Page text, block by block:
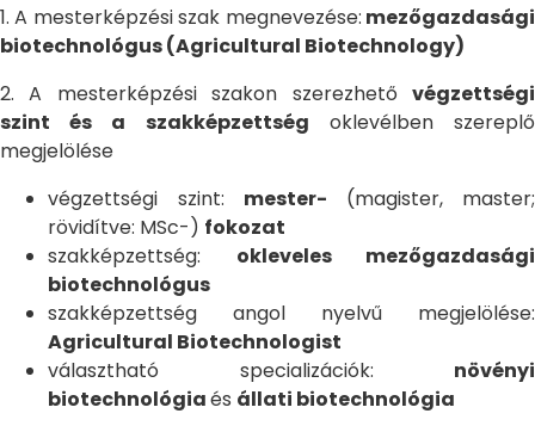
1. A mesterképzési szak megnevezése: mezőgazdasági
biotechnológus (Agricultural Biotechnology)
2. A mesterképzési szakon szerezhető végzettségi
szint és a szakképzettség oklevélben szereplő
megjelölése
végzettségi szint: mester- (magister, master;
rövidítve: MSc-) fokozat
szakképzettség: okleveles mezőgazdasági
biotechnológus
szakképzettség angol nyelvű megjelölése:
Agricultural Biotechnologist
választható specializációk: növényi
biotechnológiaés állati biotechnológia